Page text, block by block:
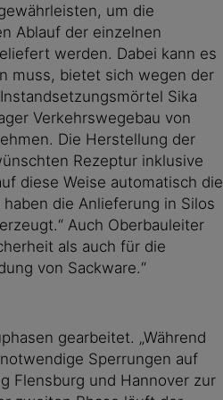
um die
Ablauf der einzelnen
werden. Dabei kann es
muss, bietet sich wegen der
Sika
Verkehrswegebau von
Die Herstellung der
Rezeptur inklusive
diese Weise automatisch die
die Anlieferung in Silos
Auch Oberbauleiter
als auch für die
von Sackware.“
gearbeitet. „Während
Sperrungen auf
Flensburg und Hannover zur